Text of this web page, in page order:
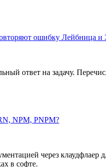
ошибку Лейбница и
ответ на задачу.
NPM, PNPM?
через клаудфлаер
в софте.